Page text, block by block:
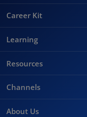
Career Kit
Learning
Resources
Channels
About Us